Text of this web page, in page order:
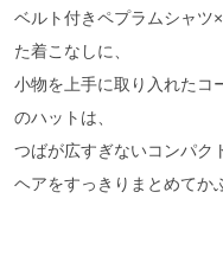
ベルト付きペプラムシャツ
た着こなしに、
小物を上手に取り入れたコ
のハットは、
つばが広すぎないコンパク
ヘアをすっきりまとめてか